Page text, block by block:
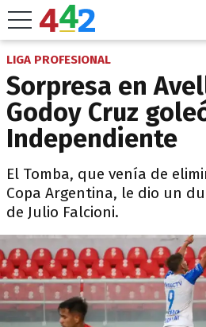
LIGA PROFESIONAL
Sorpresa en
Godoy Cruz
Independiente
El Tomba, que venía de
Copa Argentina, le dio un
de Julio Falcioni.